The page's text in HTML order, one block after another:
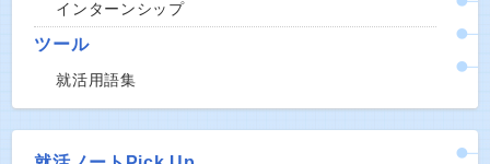
インターンシップ
ツール
就活用語集